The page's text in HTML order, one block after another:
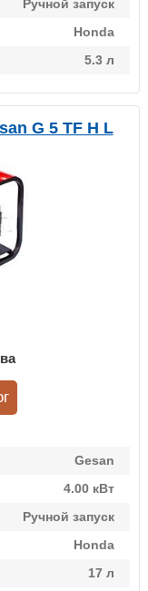
Ручной запуск
Honda
5.3 л
G 5 TF H L
Gesan
4.00 кВт
Ручной запуск
Honda
17 л